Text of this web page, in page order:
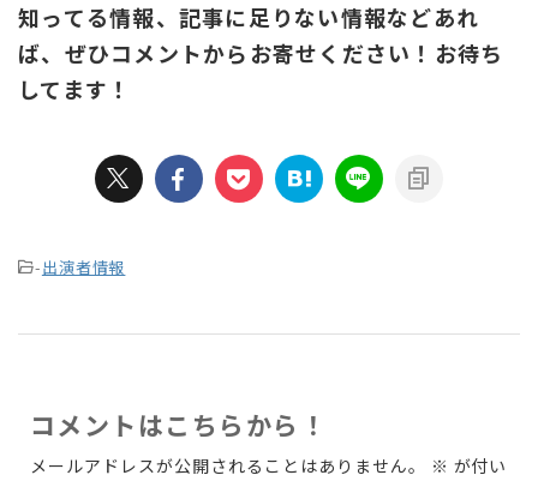
知ってる情報、記事に足りない情報などあれ
ば、ぜひコメントからお寄せください！お待ち
してます！
-出演者情報
コメントはこちらから！
メールアドレスが公開されることはありません。 ※ が付い